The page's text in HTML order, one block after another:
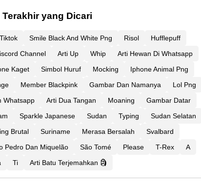
Terakhir yang Dicari
Smile Black And White Png Risol
Hufflepuff
Channel Arti Up Whip
Arti Hewan Di Whatsapp
Kaget Simbol Huruf Mocking
Iphone Animal Png
Member Blackpink Gambar Dan Namanya
Lol Png
Whatsapp Arti Dua Tangan Moaning
Gambar Datar
Sparkle Japanese Sudan Typing
Sudan Selatan
Brutal Suriname Merasa Bersalah
Svalbard
Pedro Dan Miquelão São Tomé Please T-Rex
A
Ti Arti Batu Terjemahkan 🗿